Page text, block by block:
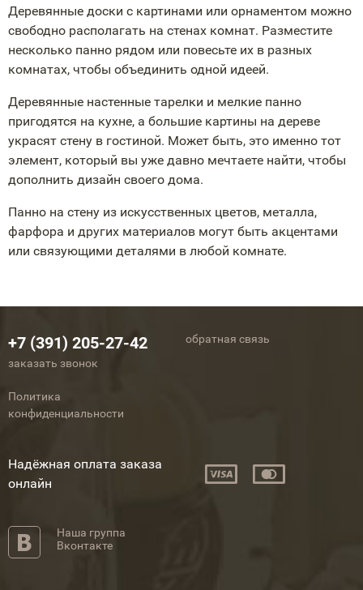
Деревянные доски с картинами или орнаментом можно
свободно располагать на стенах комнат. Разместите
несколько панно рядом или повесьте их в разных
комнатах, чтобы объединить одной идеей.
Деревянные настенные тарелки и мелкие панно
пригодятся на кухне, а большие картины на дереве
украсят стену в гостиной. Может быть, это именно тот
элемент, который вы уже давно мечтаете найти, чтобы
дополнить дизайн своего дома.
Панно на стену из искусственных цветов, металла,
фарфора и других материалов могут быть акцентами
или связующими деталями в любой комнате.
+7 (391) 205-27-42
заказать звонок
обратная связь
Политика
конфиденциальности
Надёжная оплата заказа
онлайн
Наша группа
Вконтакте